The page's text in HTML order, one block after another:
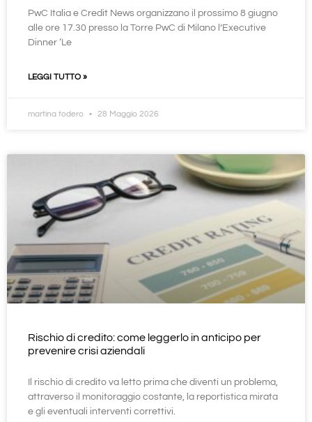
PwC Italia e Credit News organizzano il prossimo 8 giugno
alle ore 17.30 presso la Torre PwC di Milano l’Executive
Dinner ‘Le
LEGGI TUTTO »
martina todero 28 Maggio 2026
Rischio di credito: come leggerlo in anticipo per
prevenire crisi aziendali
Il rischio di credito va letto prima che diventi un problema,
attraverso il monitoraggio costante, la reportistica mirata
e gli eventuali interventi correttivi.